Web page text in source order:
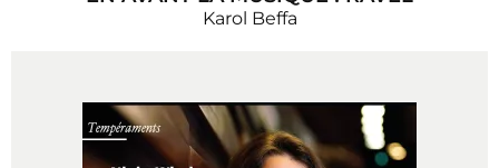
Karol Beffa